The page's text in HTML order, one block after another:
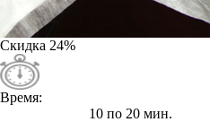
Скидка 24%
Время:
10 по 20 мин.